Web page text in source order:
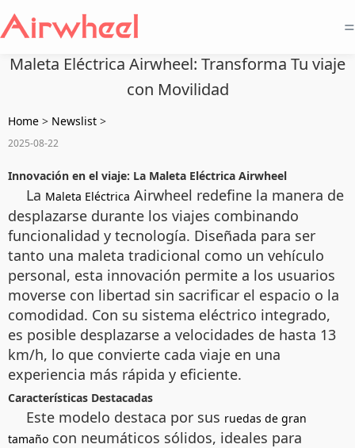
=
Maleta Eléctrica Airwheel: Transforma Tu viaje
con Movilidad
Home > Newslist >
2025-08-22
Innovación en el viaje: La Maleta Eléctrica Airwheel
La Maleta Eléctrica Airwheel redefine la manera de
desplazarse durante los viajes combinando
funcionalidad y tecnología. Diseñada para ser
tanto una maleta tradicional como un vehículo
personal, esta innovación permite a los usuarios
moverse con libertad sin sacrificar el espacio o la
comodidad. Con su sistema eléctrico integrado,
es posible desplazarse a velocidades de hasta 13
km/h, lo que convierte cada viaje en una
experiencia más rápida y eficiente.
Características Destacadas
Este modelo destaca por sus ruedas de gran
tamaño con neumáticos sólidos, ideales para